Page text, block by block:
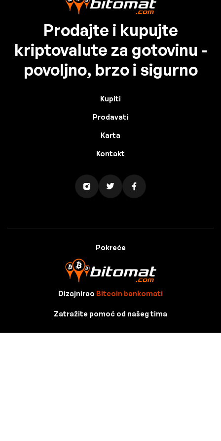
Prodajte i kupujte
kriptovalute za gotovinu -
povoljno, brzo i sigurno
Kupiti
Prodavati
Karta
Kontakt
Pokreće
Dizajnirao Bitcoin bankomati
Zatražite pomoć od našeg tima